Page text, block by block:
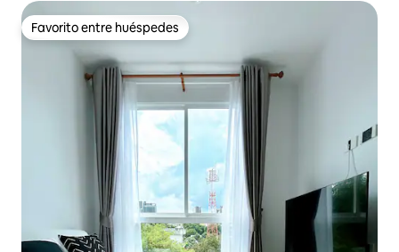
Favorito entre huéspedes
Favorito entre huéspedes